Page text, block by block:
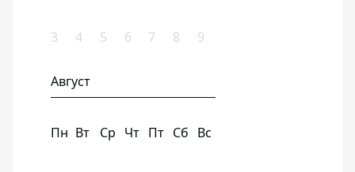
3 4 5 6 7 8 9
Август
Пн Вт Ср Чт Пт Сб Вс